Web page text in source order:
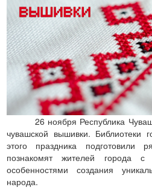
26 ноября Республика
чувашской вышивки. Библиотеки
этого праздника подготовили
познакомят жителей города
особенностями создания
народа.